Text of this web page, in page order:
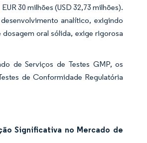
30 milhões (USD 32,73 milhões).
analítico, exigindo
oral sólida, exige rigorosa
de Serviços de Testes GMP, os
de Conformidade Regulatória
Significativa no Mercado de